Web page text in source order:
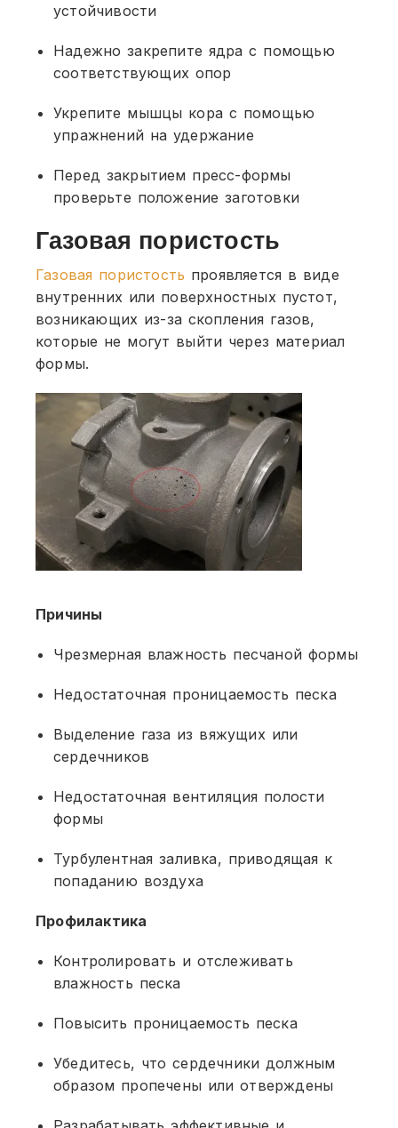
устойчивости
Надежно закрепите ядра с помощью
соответствующих опор
Укрепите мышцы кора с помощью
упражнений на удержание
Перед закрытием пресс-формы
проверьте положение заготовки
Газовая пористость
Газовая пористость проявляется в виде
внутренних или поверхностных пустот,
возникающих из-за скопления газов,
которые не могут выйти через материал
формы.
Причины
Чрезмерная влажность песчаной формы
Недостаточная проницаемость песка
Выделение газа из вяжущих или
сердечников
Недостаточная вентиляция полости
формы
Турбулентная заливка, приводящая к
попаданию воздуха
Профилактика
Контролировать и отслеживать
влажность песка
Повысить проницаемость песка
Убедитесь, что сердечники должным
образом пропечены или отверждены